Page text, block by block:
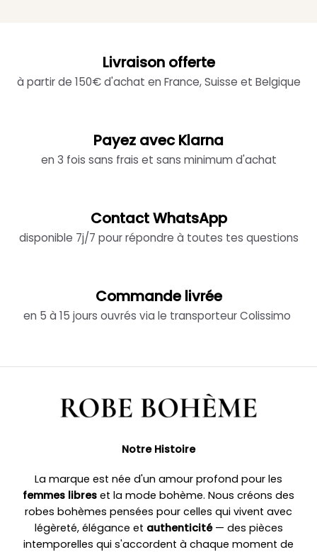
Livraison offerte
à partir de 150€ d'achat en France, Suisse et Belgique
Payez avec Klarna
en 3 fois sans frais et sans minimum d'achat
Contact WhatsApp
disponible 7j/7 pour répondre à toutes tes questions
Commande livrée
en 5 à 15 jours ouvrés via le transporteur Colissimo
Notre Histoire
La marque est née d'un amour profond pour les
femmes libres et la mode bohème. Nous créons des
robes bohèmes pensées pour celles qui vivent avec
légèreté, élégance et authenticité— des pièces
intemporelles qui s'accordent à chaque moment de